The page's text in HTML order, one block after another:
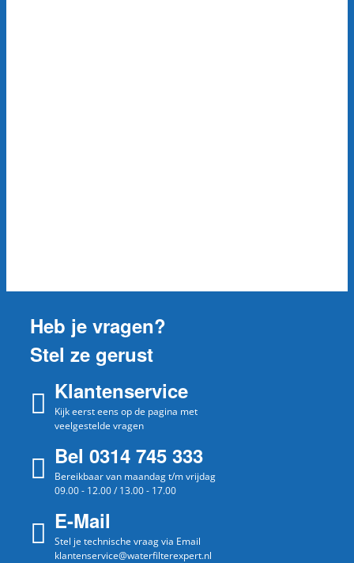
Heb je vragen?
Stel ze gerust
Klantenservice
Kijk eerst eens op de pagina met
veelgestelde vragen
Bel 0314 745 333
Bereikbaar van maandag t/m vrijdag
09.00 - 12.00 / 13.00 - 17.00
E-Mail
Stel je technische vraag via Email
klantenservice@waterfilterexpert.nl